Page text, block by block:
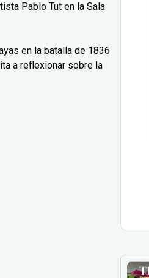
Pablo Tut en la Sala
en la batalla de 1836
a reflexionar sobre la